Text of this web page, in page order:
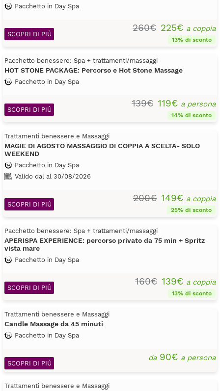
Pacchetto in Day Spa
260€ 225€ a coppia
13% di sconto
SCOPRI DI PIÙ
Pacchetto benessere: Spa + trattamenti/massaggi
HOT STONE PACKAGE: Percorso e Hot Stone Massage
Pacchetto in Day Spa
139€ 119€ a persona
14% di sconto
SCOPRI DI PIÙ
Trattamenti benessere e Massaggi
MAGIE DI AGOSTO MASSAGGIO DI COPPIA A SCELTA- SOLO
WEEKEND
Pacchetto in Day Spa
Valido dal al 30/08/2026
200€ 149€ a coppia
25% di sconto
SCOPRI DI PIÙ
Pacchetto benessere: Spa + trattamenti/massaggi
APERISPA EXPERIENCE: percorso privato da 75 min + Spritz
vista mare
Pacchetto in Day Spa
160€ 139€ a coppia
13% di sconto
SCOPRI DI PIÙ
Trattamenti benessere e Massaggi
Candle Massage da 45 minuti
Pacchetto in Day Spa
da90€ a persona
SCOPRI DI PIÙ
Trattamenti benessere e Massaggi